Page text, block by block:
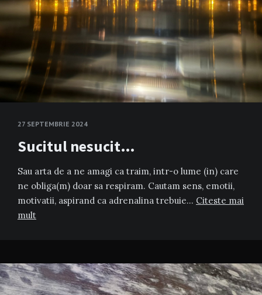
27 SEPTEMBRIE 2024
Sucitul nesucit…
Sau arta de a ne amagi ca traim, intr-o lume (in) care
ne obliga(m) doar sa respiram. Cautam sens, emotii,
motivatii, aspirand ca adrenalina trebuie… Citeste mai
mult